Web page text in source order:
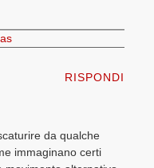
RISPONDI
da qualche
immaginano certi